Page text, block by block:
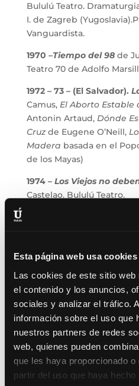
Esta página web usa cookies
Las cookies de este sitio
el contenido y los anuncios,
sociales y analizar el tráfico.
información sobre el uso que
nuestros partners de redes
web, quienes pueden
que les haya proporcionado o
partir del uso que haya hecho
Bululú Teatro.
I. de Zagreb
Vanguardista.
1970 –Tiempo del 98de
Teatro 70 de Adolfo
1972 – 73 – (El Salvador).
Camus, El Aborto Estable
Antonin Artaud, Dónde
Cruzde Eugene O’Neill,
Madera basada en el
de los Mayas)
1974 – Los Viejos no
Castelao. Bululú Teatro.
1978 –Kaixo Aguirre de
1979 –La Tragicomedia
señorita Rosita F.G.
1981 – 83 Muerte
Dario Fo.Molière o la
Bulgákov. Cía. Geroa.
1984 – 1986Antígonade